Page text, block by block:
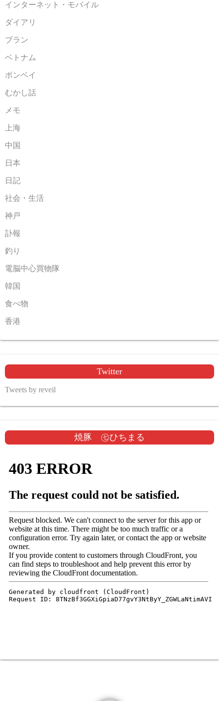
インターネット・モバイル
ダイアリ
ブラン
ベトナム
ボンベイ
むかし話
メモ
上海
中国
日本
日記
社会・生活
神戸
訃報
釣り
電脳中心買物隊
韓国
食べ物
香港
Twitter
Tweets by reveil
焼豚 ㊆ひちまる